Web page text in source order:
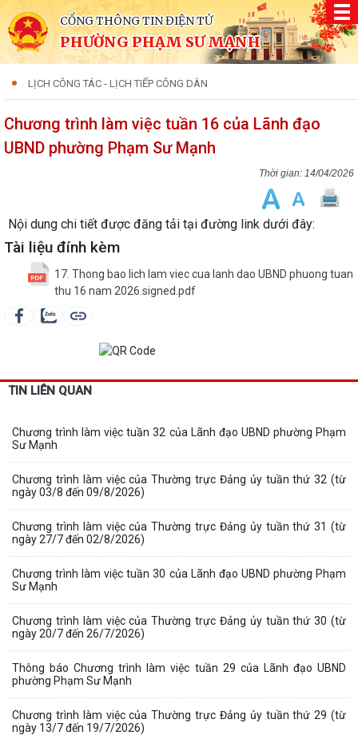
CỔNG THÔNG TIN ĐIỆN TỬ
PHƯỜNG PHẠM SƯ MẠNH
LỊCH CÔNG TÁC - LỊCH TIẾP CÔNG DÂN
Chương trình làm việc tuần 16 của Lãnh đạo
UBND phường Phạm Sư Mạnh
14/04/2026
Nội dung chi tiết được đăng tải tại đường link dưới đây:
Tài liệu đính kèm
17. Thong bao lich lam viec cua lanh dao UBND phuong tuan
thu 16 nam 2026.signed.pdf
TIN LIÊN QUAN
Chương trình làm việc tuần 32 của Lãnh đạo UBND phường Phạm
Sư Mạnh
Chương trình làm việc của Thường trực Đảng ủy tuần thứ 32 (từ
ngày 03/8 đến 09/8/2026)
Chương trình làm việc của Thường trực Đảng ủy tuần thứ 31 (từ
ngày 27/7 đến 02/8/2026)
Chương trình làm việc tuần 30 của Lãnh đạo UBND phường Phạm
Sư Mạnh
Chương trình làm việc của Thường trực Đảng ủy tuần thứ 30 (từ
ngày 20/7 đến 26/7/2026)
Thông báo Chương trình làm việc tuần 29 của Lãnh đạo UBND
phường Phạm Sư Mạnh
Chương trình làm việc của Thường trực Đảng ủy tuần thứ 29 (từ
ngày 13/7 đến 19/7/2026)